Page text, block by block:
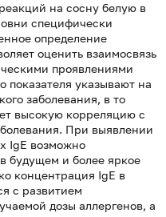
на сосну белую в
специфически
определение
оценить взаимосвязь
проявлениями
показателя указывают на
заболевания, в то
высокую корреляцию с
При выявлении
IgE возможно
будущем и более яркое
концентрация IgE в
с развитием
дозы аллергенов, а